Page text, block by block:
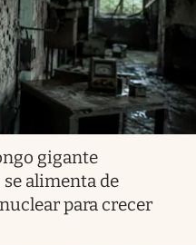
gigante
alimenta de
para crecer